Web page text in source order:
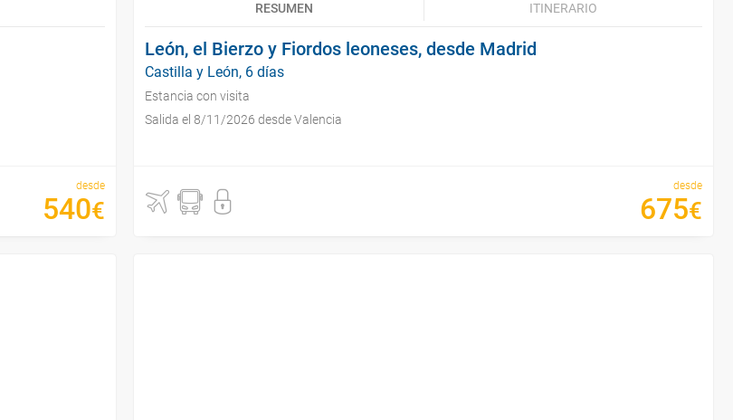
desde
540€
RESUMEN ITINERARIO
León, el Bierzo y Fiordos leoneses, desde Madrid
Castilla y León, 6 días
Estancia con visita
Salida el 8/11/2026 desde Valencia
desde
675€